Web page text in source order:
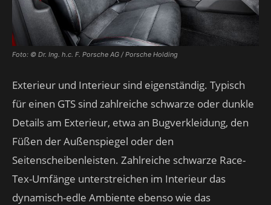
Foto: © Dr. Ing. h.c. F. Porsche AG / Porsche Holding
Exterieur und Interieur sind eigenständig. Typisch
für einen GTS sind zahlreiche schwarze oder dunkle
Details am Exterieur, etwa an Bugverkleidung, den
Füßen der Außenspiegel oder den
Seitenscheibenleisten. Zahlreiche schwarze Race-
Tex-Umfänge unterstreichen im Interieur das
dynamisch-edle Ambiente ebenso wie das